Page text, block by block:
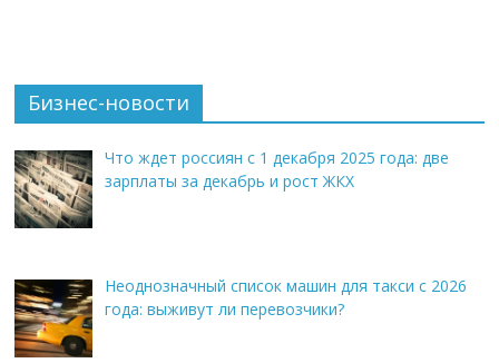
Бизнес-новости
Что ждет россиян с 1 декабря 2025 года: две
зарплаты за декабрь и рост ЖКХ
Неоднозначный список машин для такси с 2026
года: выживут ли перевозчики?